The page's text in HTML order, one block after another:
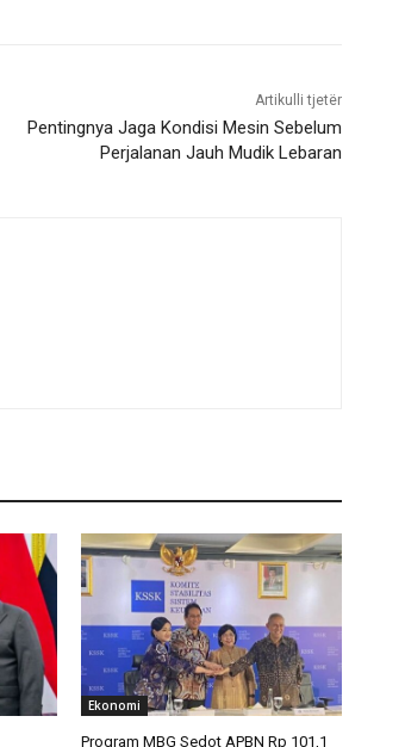
Artikulli tjetër
Pentingnya Jaga Kondisi Mesin Sebelum
Perjalanan Jauh Mudik Lebaran
Ekonomi
Program MBG Sedot APBN Rp 101,1